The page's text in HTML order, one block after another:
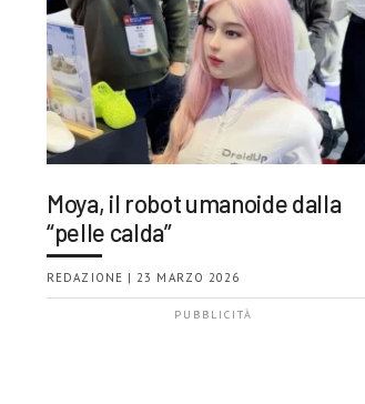
Moya, il robot umanoide dalla
“pelle calda”
REDAZIONE | 23 MARZO 2026